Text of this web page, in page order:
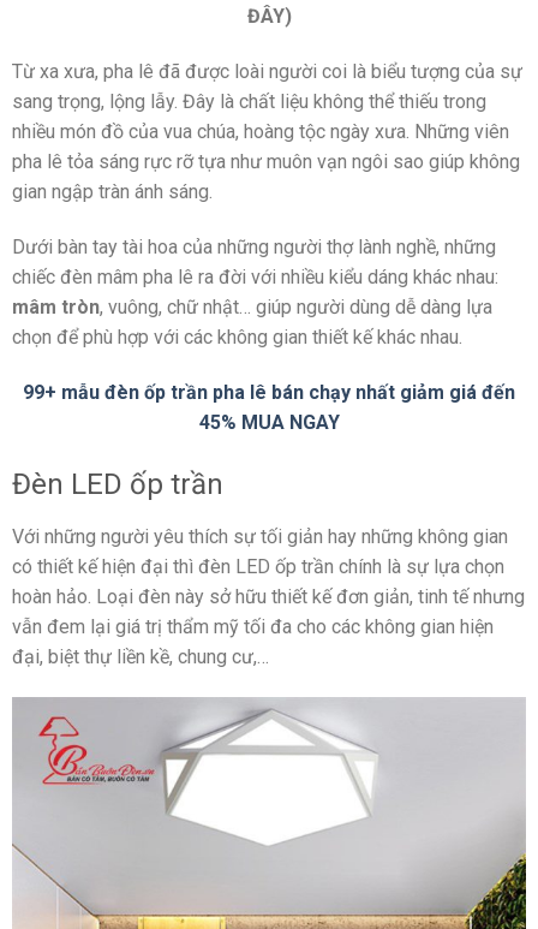
ĐÂY)
Từ xa xưa, pha lê đã được loài người coi là biểu tượng của sự
sang trọng, lộng lẫy. Đây là chất liệu không thể thiếu trong
nhiều món đồ của vua chúa, hoàng tộc ngày xưa. Những viên
pha lê tỏa sáng rực rỡ tựa như muôn vạn ngôi sao giúp không
gian ngập tràn ánh sáng.
Dưới bàn tay tài hoa của những người thợ lành nghề, những
chiếc đèn mâm pha lê ra đời với nhiều kiểu dáng khác nhau:
mâm tròn, vuông, chữ nhật… giúp người dùng dễ dàng lựa
chọn để phù hợp với các không gian thiết kế khác nhau.
99+ mẫu đèn ốp trần pha lê bán chạy nhất giảm giá đến
45% MUA NGAY
Đèn LED ốp trần
Với những người yêu thích sự tối giản hay những không gian
có thiết kế hiện đại thì đèn LED ốp trần chính là sự lựa chọn
hoàn hảo. Loại đèn này sở hữu thiết kế đơn giản, tinh tế nhưng
vẫn đem lại giá trị thẩm mỹ tối đa cho các không gian hiện
đại, biệt thự liền kề, chung cư,…